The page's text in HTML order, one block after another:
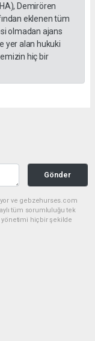
Demirören
eklenen tüm
olmadan ajans
yer alan hukuki
hiç bir
Gönder
ve gebzehurses.com
tüm sorumluluğu tek
yönetimi hiçbir şekilde